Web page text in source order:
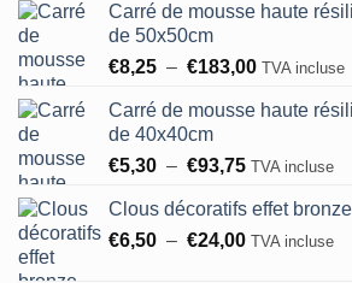
Carré de mousse haute
de 50x50cm
€8,25 – €183,00Plage
prix :
à
TVA incluse
Carré de mousse haute
de 40x40cm
€5,30 – €93,75Plage
prix :
€5,30
TVA incluse
Clous décoratifs effet bronze
€6,50 – €24,00Plage
TVA incluse